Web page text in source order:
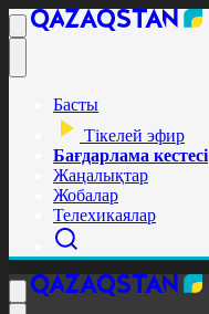
Басты
Тікелей эфир
Бағдарлама кестесі
Жаңалықтар
Жобалар
Телехикаялар